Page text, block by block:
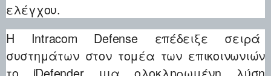
ελέγχου.
Η Intracom Defense επέδειξε σειρά
συστημάτων στον τομέα των επικοινωνιών